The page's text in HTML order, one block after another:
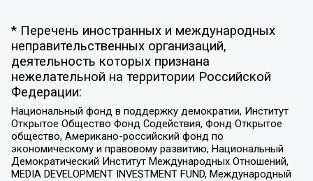
* Перечень иностранных и международных
неправительственных организаций,
деятельность которых признана
нежелательной на территории Российской
Федерации:
Национальный фонд в поддержку демократии, Институт
Открытое Общество Фонд Содействия, Фонд Открытое
общество, Американо-российский фонд по
экономическому и правовому развитию, Национальный
Демократический Институт Международных Отношений,
MEDIA DEVELOPMENT INVESTMENT FUND, Международный